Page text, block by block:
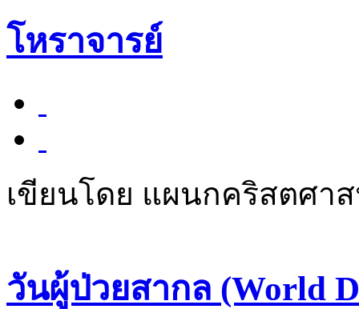
โหราจารย์
เขียนโดย แผนกคริสตศา
วันผู้ป่วยสากล (World